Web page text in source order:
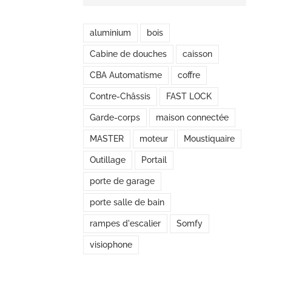
aluminium bois
Cabine de douches caisson
CBA Automatisme coffre
Contre-Châssis FAST LOCK
Garde-corps maison connectée
MASTER moteur Moustiquaire
Outillage Portail
porte de garage
porte salle de bain
rampes d'escalier Somfy
visiophone